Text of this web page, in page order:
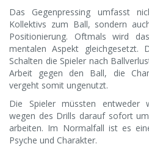
Das Gegenpressing umfasst
Kollektivs zum Ball, sondern
Positionierung. Oftmals wird
mentalen Aspekt gleichgesetzt.
Schalten die Spieler nach
Arbeit gegen den Ball, die
vergeht somit ungenutzt.
Die Spieler müssten entweder
wegen des Drills darauf sofort
arbeiten. Im Normalfall ist es
Psyche und Charakter.